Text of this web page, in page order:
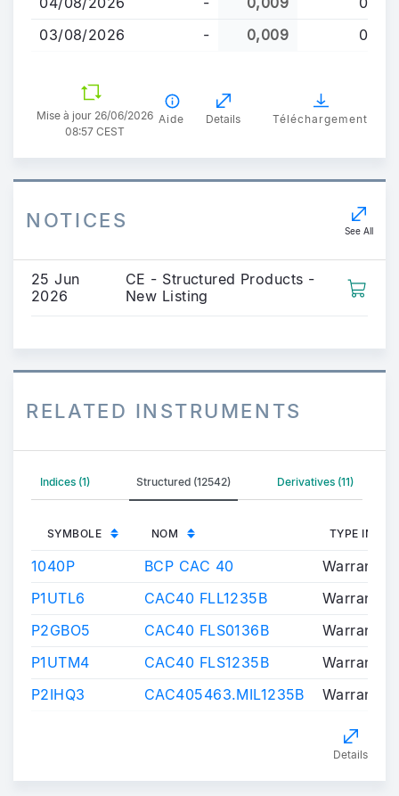
03/08/2026
- 0,009 0
Mise à jour 26/06/2026
08:57 CEST
Aide Details Téléchargement
NOTICES See All
25 Jun
2026
CE - Structured Products -
New Listing
RELATED INSTRUMENTS
Indices (1) Structured (12542) Derivatives (11)
SYMBOLE NOM TYPE
1040P BCP CAC 40
Warrants/
P1UTL6
CAC40 FLL1235B
Warrants/
P2GBO5
CAC40 FLS0136B
Warrants/
P1UTM4
CAC40 FLS1235B
Warrants/
P2IHQ3
CAC405463.MIL1235B Warrants/
Details